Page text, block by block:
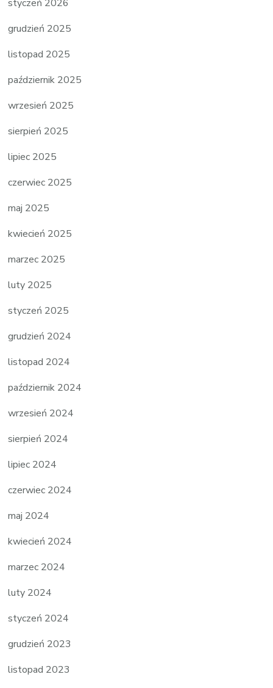
styczeń 2026
grudzień 2025
listopad 2025
październik 2025
wrzesień 2025
sierpień 2025
lipiec 2025
czerwiec 2025
maj 2025
kwiecień 2025
marzec 2025
luty 2025
styczeń 2025
grudzień 2024
listopad 2024
październik 2024
wrzesień 2024
sierpień 2024
lipiec 2024
czerwiec 2024
maj 2024
kwiecień 2024
marzec 2024
luty 2024
styczeń 2024
grudzień 2023
listopad 2023